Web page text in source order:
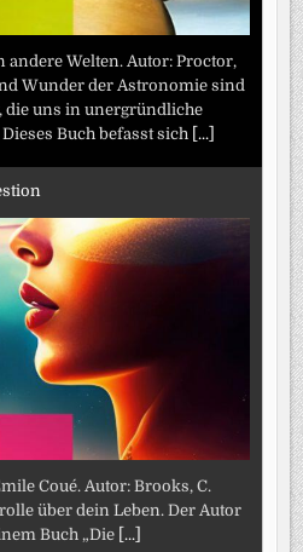
Welten. Autor: Proctor,
Wunder der Astronomie sind
die uns in unergründliche
Buch befasst sich [...]
Coué. Autor: Brooks, C.
über dein Leben. Der Autor
Buch „Die [...]